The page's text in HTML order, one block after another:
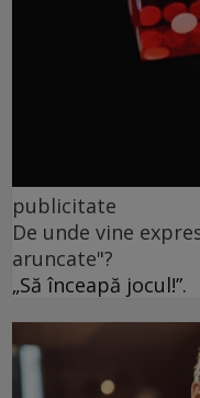
publicitate
De unde vine
aruncate"?
„Să înceapă jocul!”.